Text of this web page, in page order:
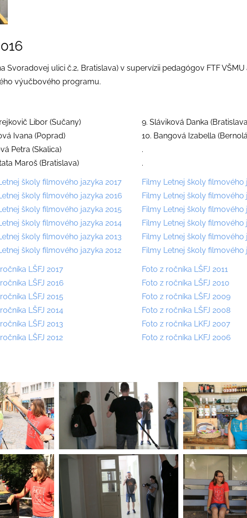
Svoradovej ulici č.2, Bratislava) v supervízii pedagógov FTF
výučbového programu.
Libor (Sučany)
Ivana (Poprad)
Petra (Skalica)
Maroš (Bratislava)
školy filmového jazyka 2017
školy filmového jazyka 2016
školy filmového jazyka 2015
školy filmového jazyka 2014
školy filmového jazyka 2013
školy filmového jazyka 2012
LŠFJ 2017
LŠFJ 2016
LŠFJ 2015
LŠFJ 2014
LŠFJ 2013
LŠFJ 2012
9. Sláviková Danka
10. Bangová Izabella
.
.
Filmy Letnej školy filmového
Filmy Letnej školy filmového
Filmy Letnej školy filmového
Filmy Letnej školy filmového
Filmy Letnej školy filmového
Filmy Letnej školy filmového
Foto z ročníka LŠFJ 2011
Foto z ročníka LŠFJ 2010
Foto z ročníka LŠFJ 2009
Foto z ročníka LŠFJ 2008
Foto z ročníka LKFJ 2007
Foto z ročníka LKFJ 2006